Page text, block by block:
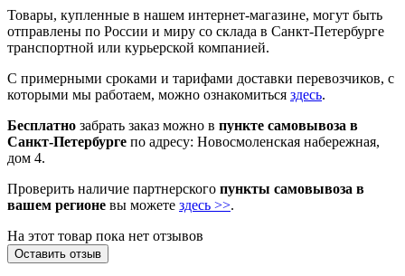
Товары, купленные в нашем интернет-магазине, могут быть
отправлены по России и миру со склада в Санкт-Петербурге
транспортной или курьерской компанией.
С примерными сроками и тарифами доставки перевозчиков, с
которыми мы работаем, можно ознакомиться здесь.
Бесплатно забрать заказ можно в пункте самовывоза в
Санкт-Петербурге по адресу: Новосмоленская набережная,
дом 4.
Проверить наличие партнерского пункты самовывоза в
вашем регионе вы можете здесь >>.
На этот товар пока нет отзывов
Оставить отзыв